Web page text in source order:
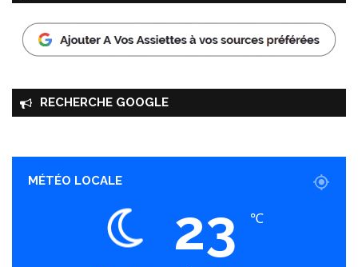
RECHERCHE GOOGLE
MÉTÉO LOCALE
23 ℃